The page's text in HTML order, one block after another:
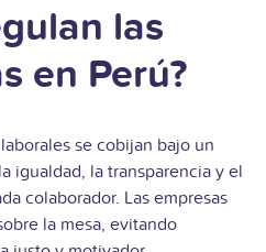
las
en Perú?
se cobijan bajo un
igualdad, la transparencia y el
colaborador. Las empresas
la mesa, evitando